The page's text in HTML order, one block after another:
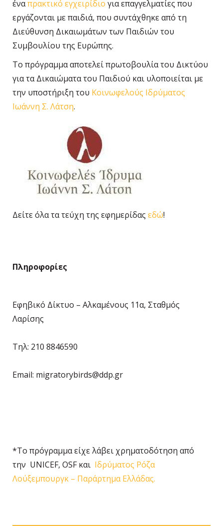
έναπρακτικό εγχειρίδιο για επαγγελματίες που
εργάζονται με παιδιά, που συντάχθηκε από τη
Διεύθυνση Δικαιωμάτων των Παιδιών του
Συμβουλίου της Ευρώπης.
Το πρόγραμμα αποτελεί πρωτοβουλία του Δικτύου
για τα Δικαιώματα του Παιδιού και υλοποιείται με
την υποστήριξη του Κοινωφελούς Ιδρύματος
Ιωάννη Σ. Λάτση.
Δείτε όλα τα τεύχη της εφημερίδας εδώ!
Πληροφορίες
Εφηβικό Δίκτυο – Αλκαμένους 11α, Σταθμός
Λαρίσης
Τηλ: 210 8846590
Email: migratorybirds@ddp.gr
*To πρόγραμμα είχε λάβει χρηματοδότηση από
την UNICEF, OSF και Ιδρύματος Ρόζα
Λούξεμπουργκ – Παράρτημα Ελλάδας.